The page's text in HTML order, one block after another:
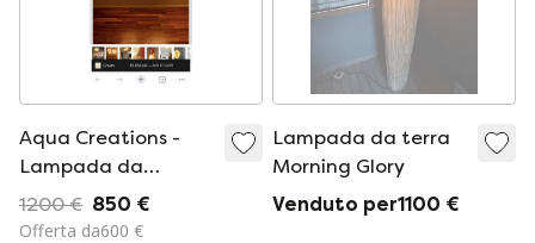
Aqua Creations -
Lampada da
parete/soffitto
Baby Coral
1200 € 850 €
Offerta da600 €
Lampada da terra
Morning Glory
Venduto per1100 €